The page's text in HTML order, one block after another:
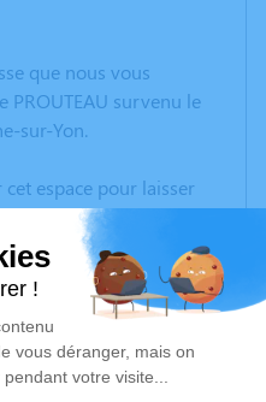
que nous vous
PROUTEAU survenu le
sur-Yon.
espace pour laisser
photos souvenirs, une
à travers des
est un lieu
la mémoire de Éliane
hommage est